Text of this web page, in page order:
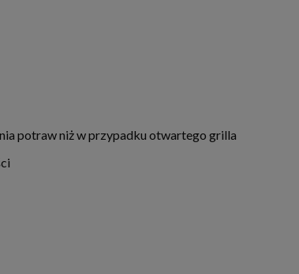
potraw niż w przypadku otwartego grilla